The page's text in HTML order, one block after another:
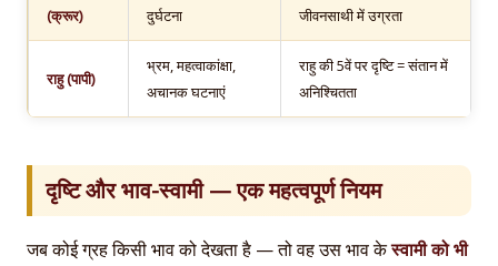
(क्रूर)
दुर्घटना
जीवनसाथी में उग्रता
राहु (पापी)
भ्रम, महत्वाकांक्षा,
अचानक घटनाएं
राहु की 5वें पर दृष्टि = संतान में
अनिश्चितता
दृष्टि और भाव-स्वामी — एक महत्वपूर्ण नियम
जब कोई ग्रह किसी भाव को देखता है — तो वह उस भाव केस्वामी को भी